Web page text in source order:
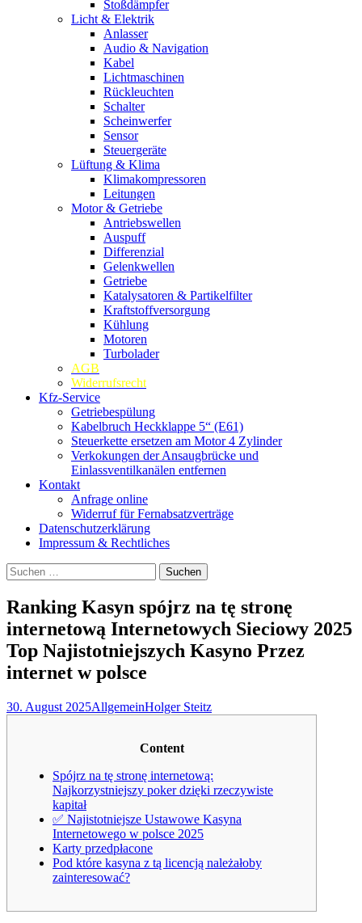
Stoßdämpfer
Licht & Elektrik
Anlasser
Audio & Navigation
Kabel
Lichtmaschinen
Rückleuchten
Schalter
Scheinwerfer
Sensor
Steuergeräte
Lüftung & Klima
Klimakompressoren
Leitungen
Motor & Getriebe
Antriebswellen
Auspuff
Differenzial
Gelenkwellen
Getriebe
Katalysatoren & Partikelfilter
Kraftstoffversorgung
Kühlung
Motoren
Turbolader
AGB
Widerrufsrecht
Kfz-Service
Getriebespülung
Kabelbruch Heckklappe 5“ (E61)
Steuerkette ersetzen am Motor 4 Zylinder
Verkokungen der Ansaugbrücke und
Einlassventilkanälen entfernen
Kontakt
Anfrage online
Widerruf für Fernabsatzverträge
Datenschutzerklärung
Impressum & Rechtliches
Suchen
nach:
Ranking Kasyn spójrz na tę stronę
internetową Internetowych Sieciowy 2025
Top Najistotniejszych Kasyno Przez
internet w polsce
30. August 2025AllgemeinHolger Steitz
Content
Spójrz na tę stronę internetową:
Najkorzystniejszy poker dzięki rzeczywiste
kapitał
✅ Najistotniejsze Ustawowe Kasyna
Internetowego w polsce 2025
Karty przedpłacone
Pod które kasyna z tą licencją należałoby
zainteresować?